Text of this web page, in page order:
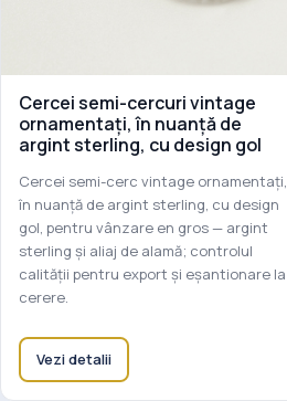
Cercei semi-cercuri vintage
ornamentați, în nuanță de
argint sterling, cu design gol
Cercei semi-cerc vintage ornamentați,
în nuanță de argint sterling, cu design
gol, pentru vânzare en gros — argint
sterling și aliaj de alamă; controlul
calității pentru export și eșantionare la
cerere.
Vezi detalii